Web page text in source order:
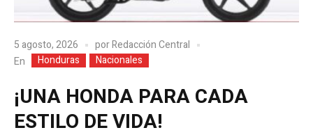
5 agosto, 2026 porRedacción Central
En
Honduras Nacionales
¡UNA HONDA PARA CADA
ESTILO DE VIDA!